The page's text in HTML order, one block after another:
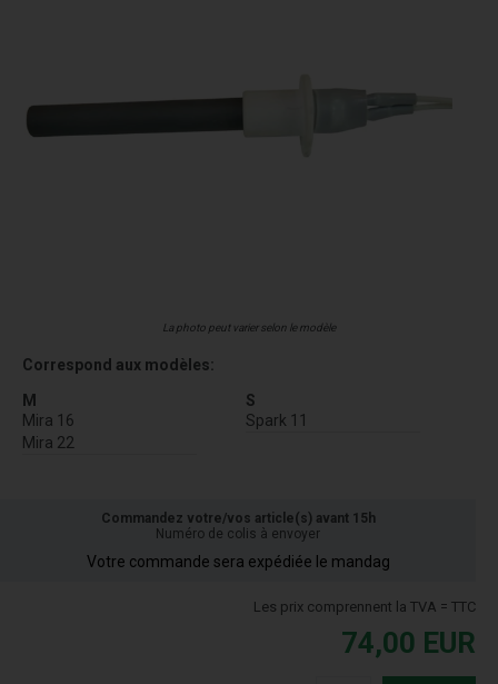
La photo peut varier selon le modèle
Correspond aux modèles:
M
Mira 16
Mira 22
S
Spark 11
Commandez votre/vos article(s) avant 15h
Numéro de colis à envoyer
Votre commande sera expédiée le mandag
Les prix comprennent la TVA = TTC
74,00 EUR